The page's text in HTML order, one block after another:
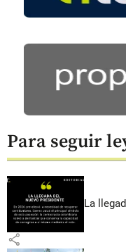
Para seguir
La
share